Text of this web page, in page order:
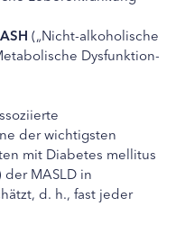
(„Nicht-alkoholische
Dysfunktion-
der wichtigsten
mit Diabetes mellitus
der MASLD in
d. h., fast jeder